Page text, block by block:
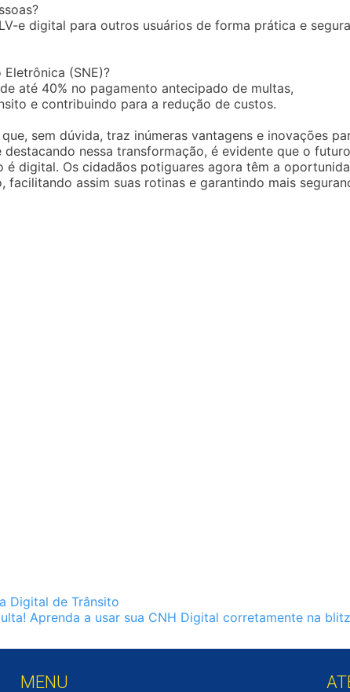
e digital para outros usuários de forma prática e
(SNE)?
até 40% no pagamento antecipado de multas,
e contribuindo para a redução de custos.
sem dúvida, traz inúmeras vantagens e inovações
nessa transformação, é evidente que o futuro
digital. Os cidadãos potiguares agora têm a
assim suas rotinas e garantindo mais
Digital de Trânsito
Aprenda a usar sua CNH Digital corretamente na blitz
MENU